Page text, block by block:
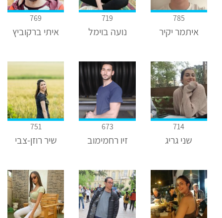
785
איתמר יקיר
719
נועה בוימל
769
איתי ברקוביץ
714
שני גריג
673
זיו רחמימוב
751
שיר רוזן-צבי